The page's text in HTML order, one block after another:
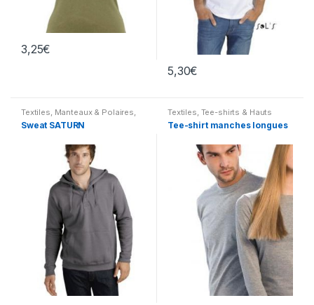
3,25€
5,30€
Textiles Manteaux & Polaires
Polos & Sweatshirts
Sweat SATURN
Textiles Tee-shirts & Hauts
Tee-shirt manches longues